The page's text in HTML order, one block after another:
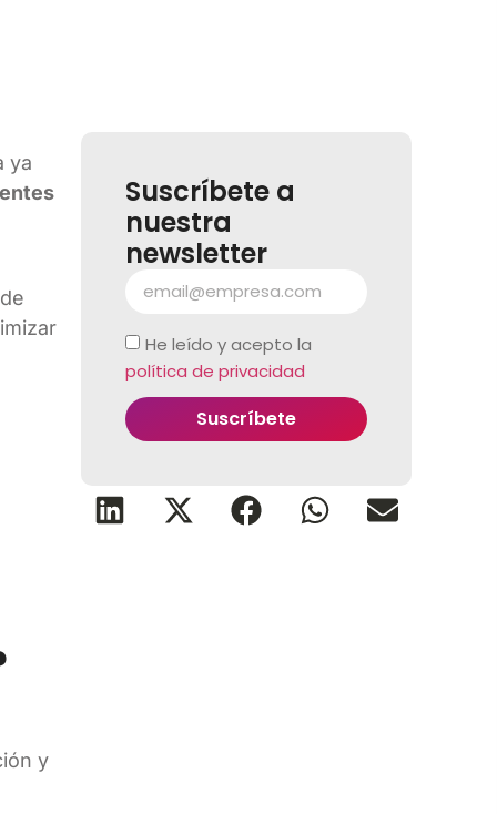
ya
y
Suscríbete a
nuestra
newsletter
He leído y acepto la
política de privacidad
Suscríbete